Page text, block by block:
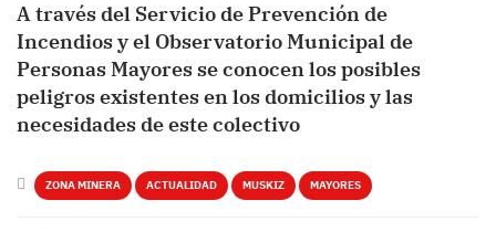
A través del Servicio de Prevención de
Incendios y el Observatorio Municipal de
Personas Mayores se conocen los posibles
peligros existentes en los domicilios y las
necesidades de este colectivo
ZONA MINERA ACTUALIDAD MUSKIZ MAYORES